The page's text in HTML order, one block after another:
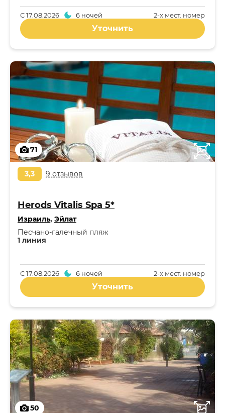
2-x мест. номер
С17.08.2026 6 ночей
Уточнить
71
3,3 9 отзывов
Herods Vitalis Spa 5*
Израиль, Эйлат
1 линия
Песчано-галечный пляж
2-x мест. номер
С17.08.2026 6 ночей
Уточнить
50